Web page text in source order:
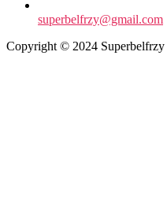
superbelfrzy@gmail.com
Copyright © 2024 Superbelfrzy